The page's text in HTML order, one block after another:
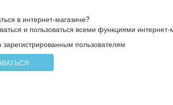
в интернет-магазине?
и пользоваться всеми функциями интернет-
пользователям